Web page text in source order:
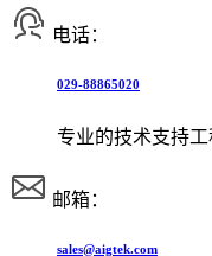
电话：
029-88865020
专业的技术支持工
邮箱：
sales@aigtek.com